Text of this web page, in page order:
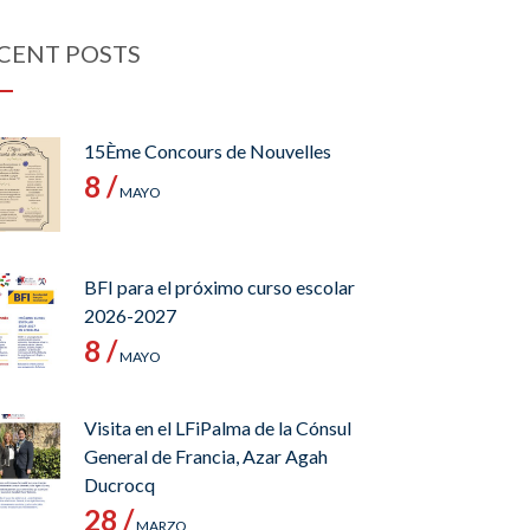
POSTS
15Ème Concours de Nouvelles
8 /MAYO
BFI para el próximo curso escolar
2026-2027
8 /MAYO
Visita en el LFiPalma de la Cónsul
General de Francia, Azar Agah
Ducrocq
28 /MARZO